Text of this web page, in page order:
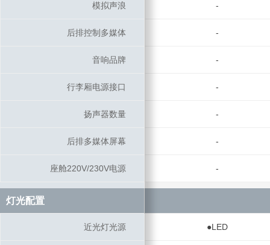
模拟声浪 -
后排控制多媒体 -
音响品牌 -
行李厢电源接口 -
扬声器数量 -
后排多媒体屏幕 -
座舱220V/230V电源 -
灯光配置
近光灯光源 ●LED
模拟声浪
后排控制多媒体
音响品牌
行李厢电源接口
扬声器数量
后排多媒体屏幕
座舱220V/230V电源
灯光配置
近光灯光源